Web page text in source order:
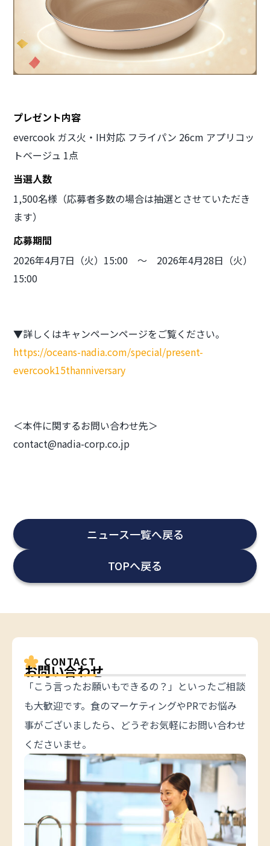
プレゼント内容
evercook ガス火・IH対応 フライパン 26cm アプリコッ
トベージュ 1点
当選人数
1,500名様（応募者多数の場合は抽選とさせていただき
ます）
応募期間
2026年4月7日（火）15:00 〜 2026年4月28日（火）
15:00
▼詳しくはキャンペーンページをご覧ください。
https://oceans-nadia.com/special/present-
evercook15thanniversary
＜本件に関するお問い合わせ先＞
contact@nadia-corp.co.jp
ニュース一覧へ戻る
TOPへ戻る
CONTACT
お問い合わせ
「こう言ったお願いもできるの？」といったご相談
も大歓迎です。食のマーケティングやPRでお悩み
事がございましたら、どうぞお気軽にお問い合わせ
くださいませ。